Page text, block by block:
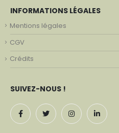
INFORMATIONS LÉGALES
Mentions légales
CGV
Crédits
SUIVEZ-NOUS !